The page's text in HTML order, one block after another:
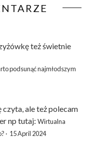
też świetnie
podsunąć najmłodszym
czyta, ale też polecam
np tutaj: Wirtualna
· 15 April 2024